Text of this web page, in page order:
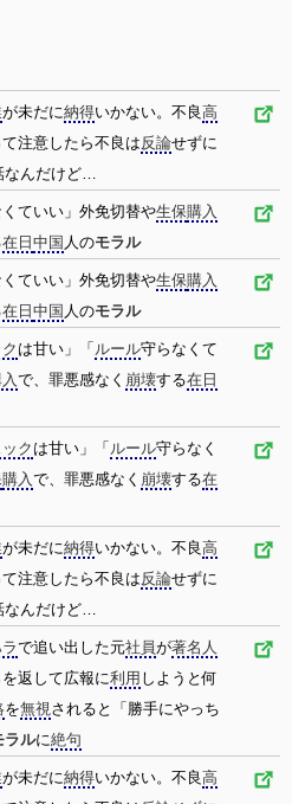
が未だに納得いかない。不良高
注意したら不良は反論せずに
なんだけど…
ていい」外免切替や生保購入
在日 中国 人のモラル
ていい」外免切替や生保購入
在日 中国 人のモラル
は甘い」「 ルール守らなくて
で、罪悪感なく 崩壊する在日
ク は甘い」「 ルール守らなく
購入で、罪悪感なく 崩壊する在
が未だに納得いかない。不良高
注意したら不良は反論せずに
なんだけど…
で追い出した元社員が著名人
返して広報に利用 しようと何
を無視されると「勝手にやっち
ラルに絶句
が未だに納得いかない。不良高